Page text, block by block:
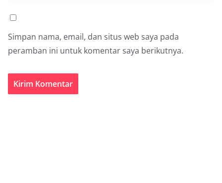
Simpan nama, email, dan situs web saya pada
peramban ini untuk komentar saya berikutnya.